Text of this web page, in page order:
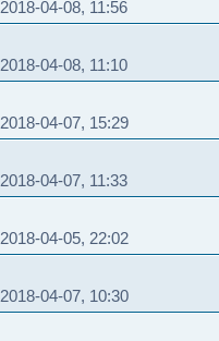
2018-04-08, 11:56
2018-04-08, 11:10
2018-04-07, 15:29
2018-04-07, 11:33
2018-04-05, 22:02
2018-04-07, 10:30